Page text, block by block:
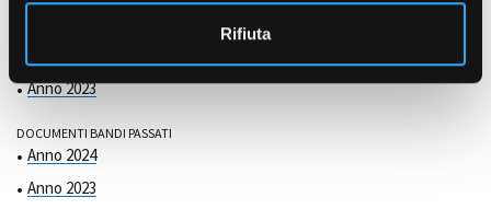
Rifiuta
Anno 2023
DOCUMENTI BANDI PASSATI
Anno 2024
Anno 2023